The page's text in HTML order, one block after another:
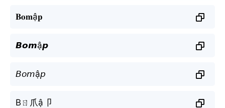
𝐁𝐨𝐦ậ𝐩
𝘽𝙤𝙢ậ𝙥
𝘉𝘰𝘮ậ𝘱
Bㄖ爪ậ卩